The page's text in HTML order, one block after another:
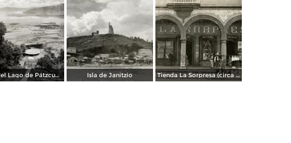
Vista del Lago de Pátzcuaro Isla de Janitzio Tienda La Sorpresa (circa 1908)